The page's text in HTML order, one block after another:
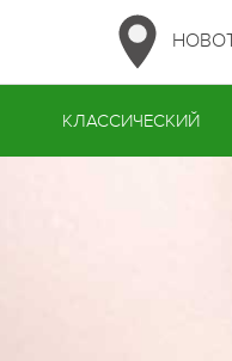
КЛАССИЧЕСКИЙ